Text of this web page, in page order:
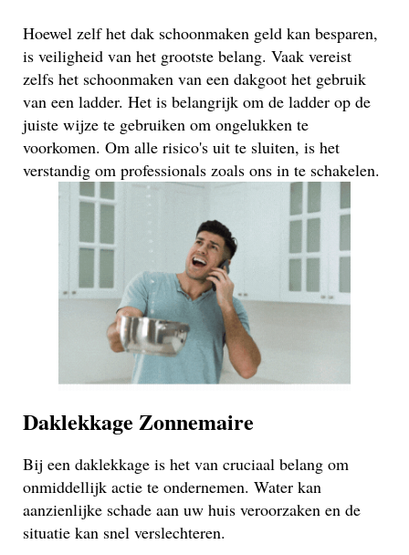
Hoewel zelf het dak schoonmaken geld kan besparen,
is veiligheid van het grootste belang. Vaak vereist
zelfs het schoonmaken van een dakgoot het gebruik
van een ladder. Het is belangrijk om de ladder op de
juiste wijze te gebruiken om ongelukken te
voorkomen. Om alle risico's uit te sluiten, is het
verstandig om professionals zoals ons in te schakelen.
Daklekkage Zonnemaire
Bij een daklekkage is het van cruciaal belang om
onmiddellijk actie te ondernemen. Water kan
aanzienlijke schade aan uw huis veroorzaken en de
situatie kan snel verslechteren.